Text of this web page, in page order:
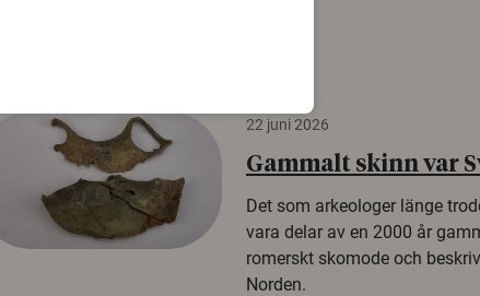
22 juni 2026
Gammalt skinn var
Det som arkeologer länge
vara delar av en 2000 år
romerskt skomode och
Norden.